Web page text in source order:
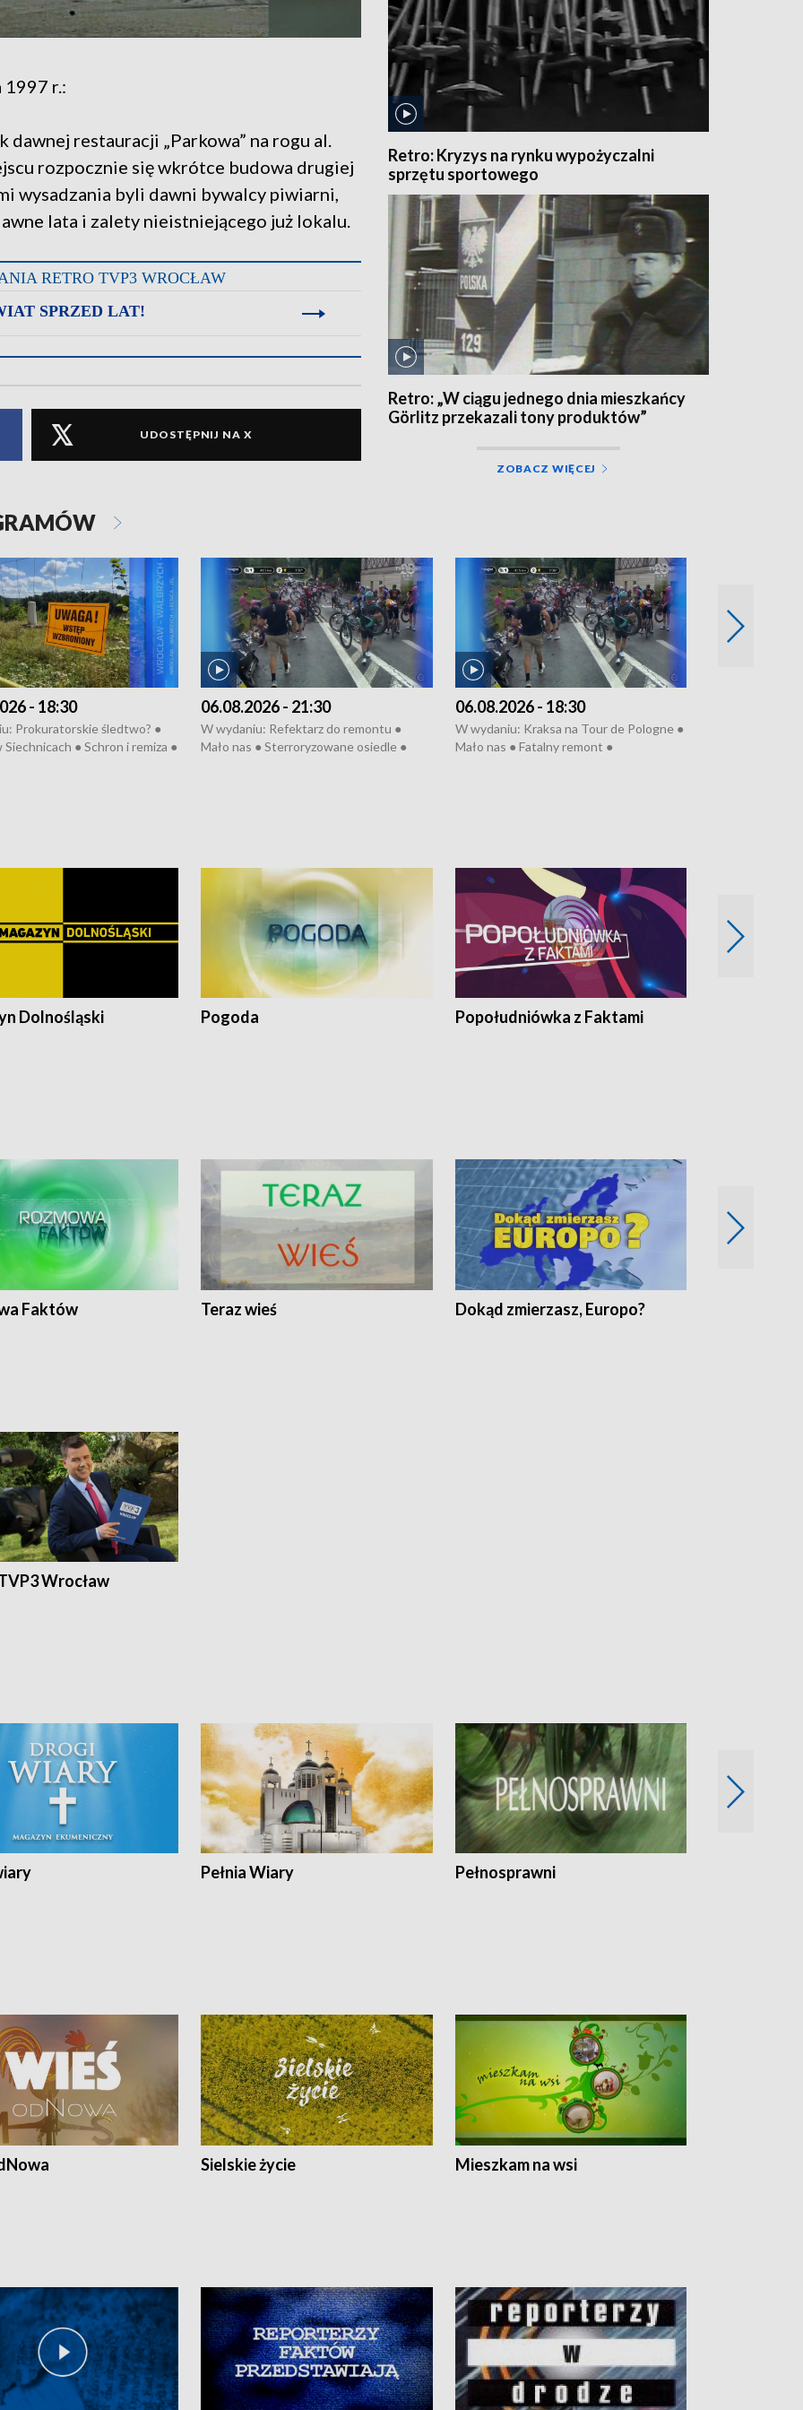
1997 r.:
restauracji „Parkowa” na rogu al.
rozpocznie się wkrótce budowa drugiej
wysadzania byli dawni bywalcy piwiarni,
lata i zalety nieistniejącego już lokalu.
RETRO TVP3 WROCŁAW
SPRZED LAT!
UDOSTĘPNIJ NA X
Retro: Kryzys na rynku wypożyczalni
sprzętu sportowego
Retro: „W ciągu jednego dnia mieszkańcy
Görlitz przekazali tony produktów”
ZOBACZ WIĘCEJ
- 18:30
Prokuratorskie śledtwo? ●
Siechnicach ● Schron i remiza ●
06.08.2026 - 21:30
W wydaniu: Refektarz do remontu ●
Mało nas ● Sterroryzowane osiedle ●
06.08.2026 - 18:30
W wydaniu: Kraksa na Tour de Pologne ●
Mało nas ● Fatalny remont ●
Dolnośląski Pogoda Popołudniówka z Faktami
Faktów Teraz wieś Dokąd zmierzasz, Europo?
Wrocław
Pełnia Wiary Pełnosprawni
Sielskie życie Mieszkam na wsi